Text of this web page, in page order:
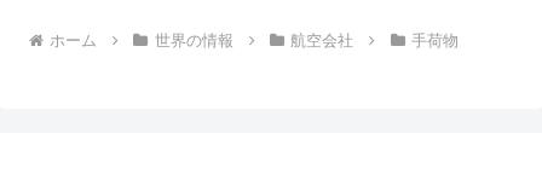
ホーム 世界の情報 航空会社 手荷物